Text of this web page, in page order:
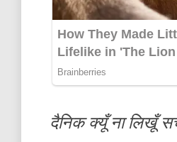
दैनिक क्यूँ ना लिखूँ सच